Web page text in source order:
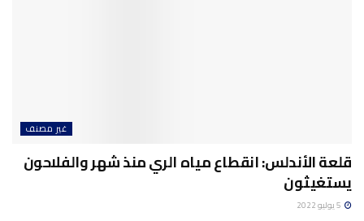
غير مصنف
قلعة الأندلس: انقطاع مياه الري منذ شهر والفلاحون
يستغيثون